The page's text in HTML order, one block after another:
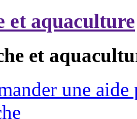
et aquaculture
et
une